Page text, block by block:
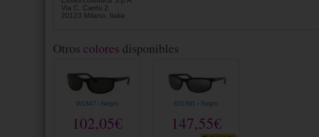
Via C. Cantù 2
20123 Milano, Italia
Otros colores disponibles
W1847 › Negro
102,05€
601/W1 › Negro
147,55€